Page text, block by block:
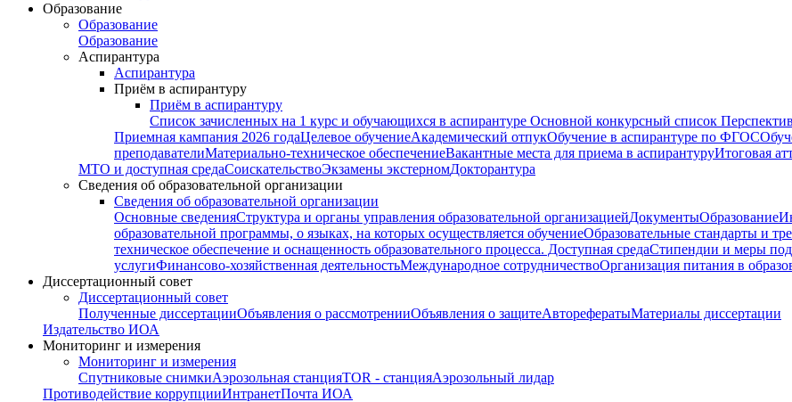
Образование
Образование
Образование
Аспирантура
Аспирантура
Приём в аспирантуру
Приём в аспирантуру
Список зачисленных на 1 курс и обучающихся в аспирантуре Основной конкурсный список
Приемная кампания 2026 годаЦелевое обучениеАкадемический отпукОбучение в аспирантуре по ФГОС
преподавателиМатериально-техническое обеспечениеВакантные места для приема в аспирантуруИтоговая
МТО и доступная средаСоискательствоЭкзамены экстерномДокторантура
Сведения об образовательной организации
Сведения об образовательной организации
Основные сведенияСтруктура и органы управления образовательной организациейДокументыОбразование
образовательной программы, о языках, на которых осуществляется обучениеОбразовательные стандарты и
техническое обеспечение и оснащенность образовательного процесса. Доступная средаСтипендии и меры
услугиФинансово-хозяйственная деятельностьМеждународное сотрудничествоОрганизация питания в
Диссертационный совет
Диссертационный совет
Полученные диссертацииОбъявления о рассмотренииОбъявления о защитеАвторефератыМатериалы диссертации
Издательство ИОА
Мониторинг и измерения
Мониторинг и измерения
Спутниковые снимкиАэрозольная станцияTOR - станцияАэрозольный лидар
Противодействие коррупцииИнтранетПочта ИОА